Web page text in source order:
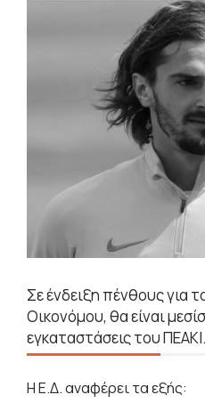
Σε ένδειξη πένθους για
Οικονόμου, θα είναι
εγκαταστάσεις του ΠΕΑΚΙ.
Η Ε.Δ. αναφέρει τα εξής: